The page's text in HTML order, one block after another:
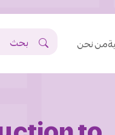
من نحن